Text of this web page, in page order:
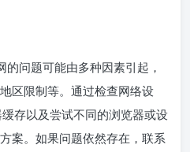
的问题可能由多种因素引起，
区限制等。通过检查网络设
存以及尝试不同的浏览器或设
案。如果问题依然存在，联系